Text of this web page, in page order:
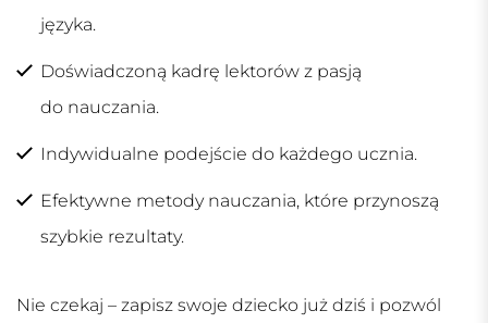
języka.
Doświadczoną kadrę lektorów z pasją
do nauczania.
Indywidualne podejście do każdego ucznia.
Efektywne metody nauczania, które przynoszą
szybkie rezultaty.
Nie czekaj – zapisz swoje dziecko już dziś i pozwól